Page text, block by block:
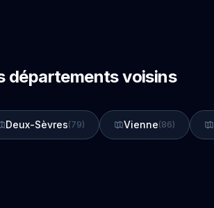
départements voisins
Deux-Sèvres(79) Vienne(86)